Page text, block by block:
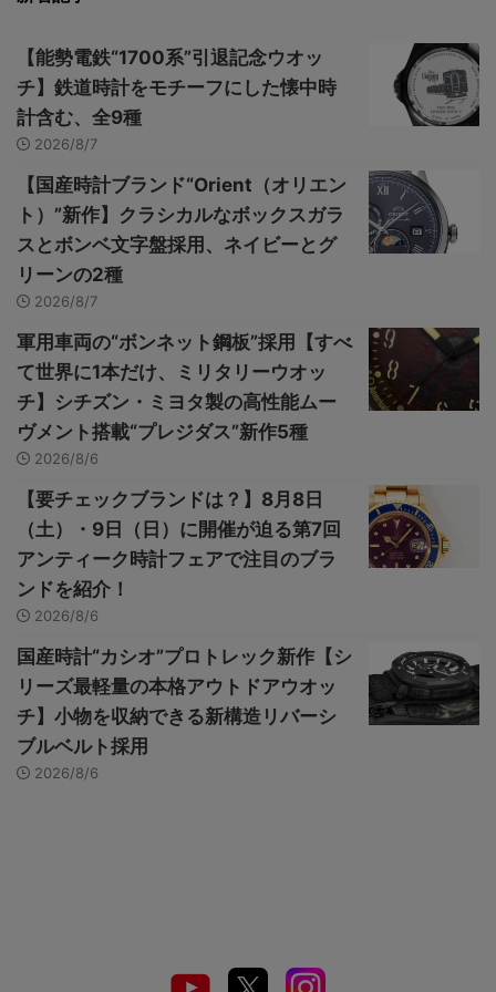
【能勢電鉄“1700系”引退記念ウオッ
チ】鉄道時計をモチーフにした懐中時
計含む、全9種
2026/8/7
【国産時計ブランド“Orient（オリエン
ト）”新作】クラシカルなボックスガラ
スとボンベ文字盤採用、ネイビーとグ
リーンの2種
2026/8/7
軍用車両の“ボンネット鋼板”採用【すべ
て世界に1本だけ、ミリタリーウオッ
チ】シチズン・ミヨタ製の高性能ムー
ヴメント搭載“プレジダス”新作5種
2026/8/6
【要チェックブランドは？】8月8日
（土）・9日（日）に開催が迫る第7回
アンティーク時計フェアで注目のブラ
ンドを紹介！
2026/8/6
国産時計“カシオ”プロトレック新作【シ
リーズ最軽量の本格アウトドアウオッ
チ】小物を収納できる新構造リバーシ
ブルベルト採用
2026/8/6